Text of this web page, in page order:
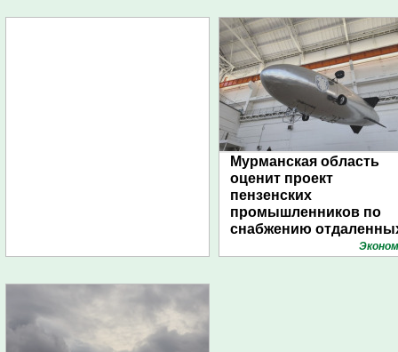
Мурманская область
оценит проект
пензенских
промышленников по
снабжению
поселений с помощью